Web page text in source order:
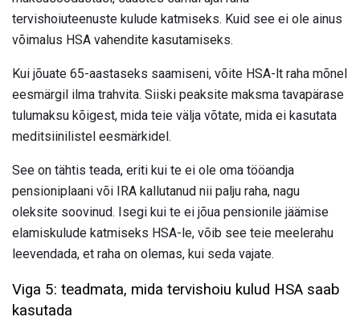
tervishoiuteenuste kulude katmiseks. Kuid see ei ole ainus
võimalus HSA vahendite kasutamiseks.
Kui jõuate 65-aastaseks saamiseni, võite HSA-lt raha mõnel
eesmärgil ilma trahvita. Siiski peaksite maksma tavapärase
tulumaksu kõigest, mida teie välja võtate, mida ei kasutata
meditsiinilistel eesmärkidel.
See on tähtis teada, eriti kui te ei ole oma tööandja
pensioniplaani või IRA kallutanud nii palju raha, nagu
oleksite soovinud. Isegi kui te ei jõua pensionile jäämise
elamiskulude katmiseks HSA-le, võib see teie meelerahu
leevendada, et raha on olemas, kui seda vajate.
Viga 5: teadmata, mida tervishoiu kulud HSA saab
kasutada